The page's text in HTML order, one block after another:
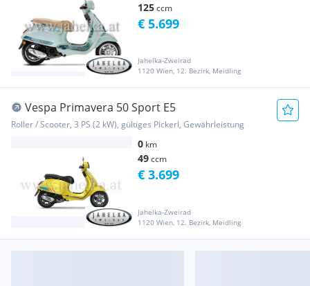
125ccm
Jahelka-Zweirad
1120 Wien, 12. Bezirk, Meidling
€ 5.699
Vespa Primavera 50 Sport E5
Roller / Scooter, 3 PS (2 kW), gültiges Pickerl, Gewährleistung
0 km
49ccm
Jahelka-Zweirad
1120 Wien, 12. Bezirk, Meidling
€ 3.699